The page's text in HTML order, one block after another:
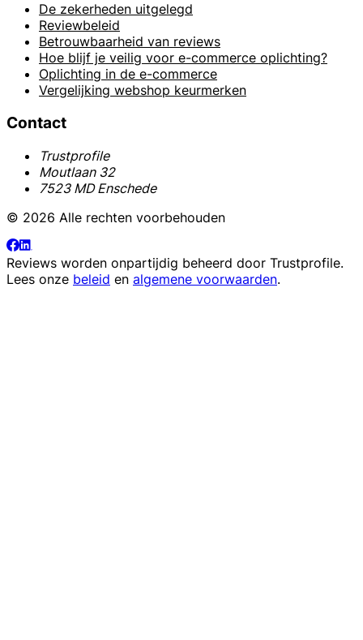
De zekerheden uitgelegd
Reviewbeleid
Betrouwbaarheid van reviews
Hoe blijf je veilig voor e-commerce oplichting?
Oplichting in de e-commerce
Vergelijking webshop keurmerken
Contact
Trustprofile
Moutlaan 32
7523 MD Enschede
© 2026 Alle rechten voorbehouden
Reviews worden onpartijdig beheerd door Trustprofile.
Lees onze beleid en algemene voorwaarden.